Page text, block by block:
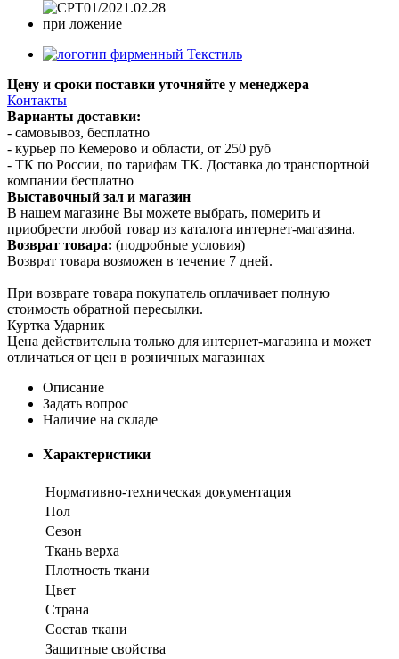
Цену и сроки поставки уточняйте у менеджера
Контакты
Варианты доставки:
- самовывоз, бесплатно
- курьер по Кемерово и области, от 250 руб
- ТК по России, по тарифам ТК. Доставка до транспортной
компании бесплатно
Выставочный зал и магазин
В нашем магазине Вы можете выбрать, померить и
приобрести любой товар из каталога интернет-магазина.
Возврат товара: (подробные условия)
Возврат товара возможен в течение 7 дней.
При возврате товара покупатель оплачивает полную
стоимость обратной пересылки.
Куртка Ударник
Цена действительна только для интернет-магазина и может
отличаться от цен в розничных магазинах
Описание
Задать вопрос
Наличие на складе
Характеристики
Нормативно-техническая документация
Пол
Сезон
Ткань верха
Плотность ткани
Цвет
Страна
Состав ткани
Защитные свойства